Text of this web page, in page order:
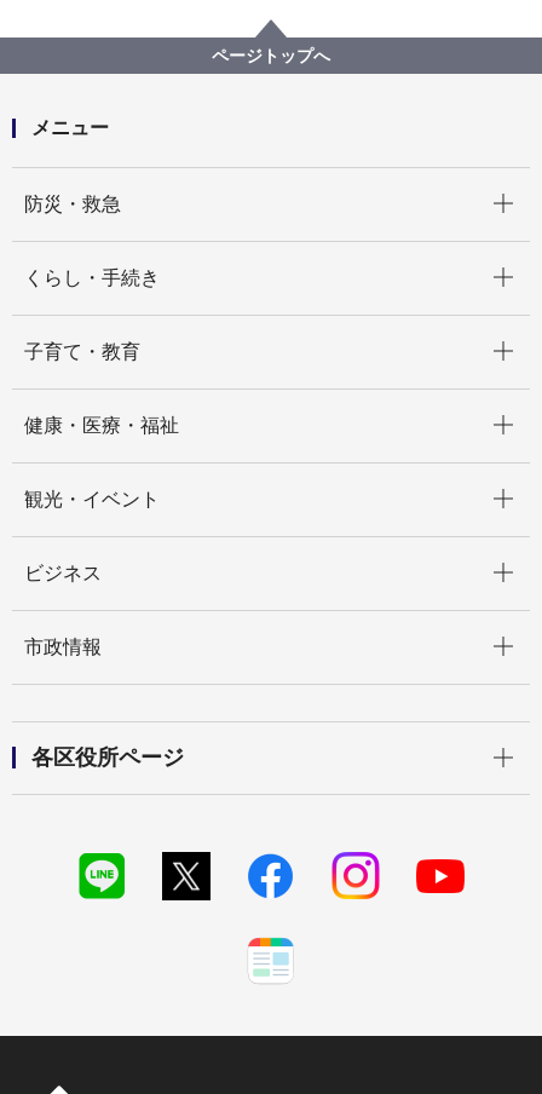
建築局
【結果掲載】消防訓練センター訓練施設更新整備工事
に伴う設計業務委託
ページトップへ
メニュー
防災・救急
くらし・手続き
子育て・教育
健康・医療・福祉
観光・イベント
ビジネス
市政情報
各区役所ページ